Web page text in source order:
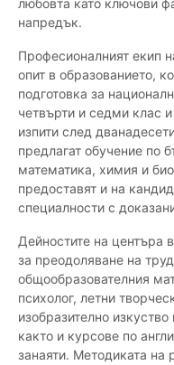
любовта като ключови
напредък.
Професионалният екип
опит в образованието,
подготовка за
четвърти и седми клас
изпити след
предлагат обучение по
математика, химия и
предоставят и на
специалности с
Дейностите на центъра
за преодоляване на
общообразователния
психолог, летни
изобразително
както и курсове по
занаяти. Методиката на